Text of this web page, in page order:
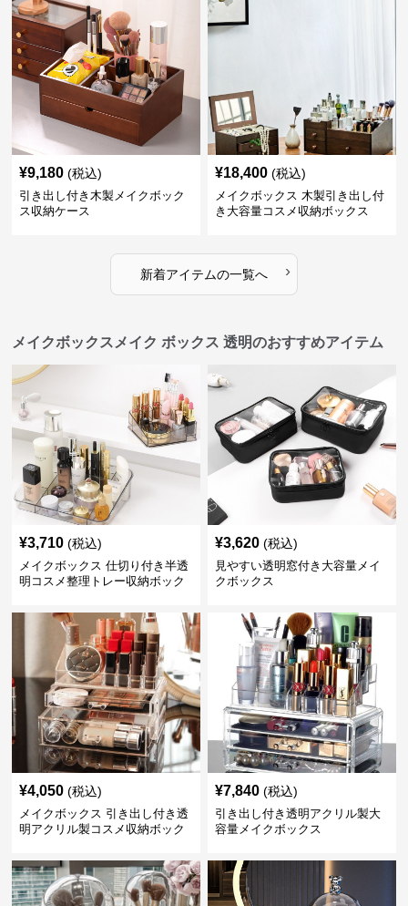
¥9,180 (税込)
引き出し付き木製メイクボック
ス収納ケース
¥18,400 (税込)
メイクボックス 木製引き出し付
き大容量コスメ収納ボックス
新着アイテムの一覧へ ›
メイクボックスメイク ボックス 透明のおすすめアイテム
¥3,710 (税込)
メイクボックス 仕切り付き半透
明コスメ整理トレー収納ボック
¥3,620 (税込)
見やすい透明窓付き大容量メイ
クボックス
¥4,050 (税込)
メイクボックス 引き出し付き透
明アクリル製コスメ収納ボック
¥7,840 (税込)
引き出し付き透明アクリル製大
容量メイクボックス